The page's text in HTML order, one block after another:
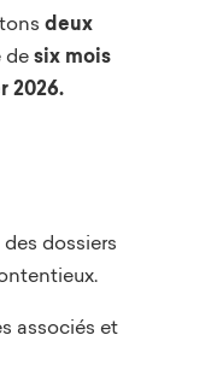
deux
desix mois
2026.
dossiers
associés et